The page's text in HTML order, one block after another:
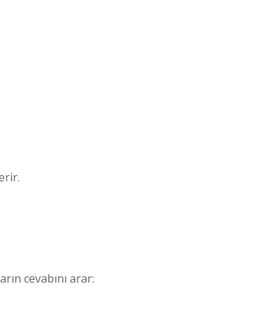
cevabını arar: